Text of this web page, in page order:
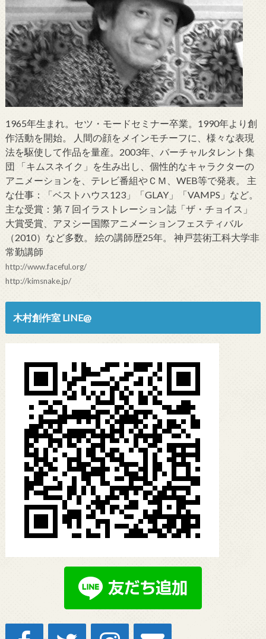
1965年生まれ。セツ・モードセミナー卒業。1990年より創
作活動を開始。 人間の顔をメインモチーフに、様々な表現
法を駆使して作品を量産。2003年、バーチャルタレント集
団 「キムスネイク」を生み出し、個性的なキャラクターの
アニメーションを、テレビ番組やＣＭ、WEB等で発表。 主
な仕事：「ベストハウス123」「GLAY」「VAMPS」など。
主な受賞：第７回イラストレーション誌「ザ・チョイス」
大賞受賞、アヌシー国際アニメーションフェスティバル
（2010）など多数。 絵の講師歴25年。 神戸芸術工科大学非
常勤講師
http://www.faceful.org/
http://kimsnake.jp/
木村創作室 LINE@